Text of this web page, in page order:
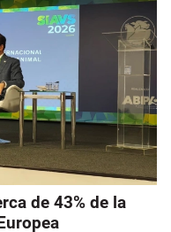
de 43% de la